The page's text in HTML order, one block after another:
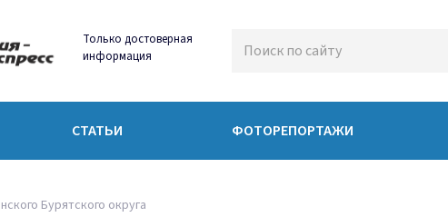
Только достоверная
информация
СТАТЬИ ФОТОРЕПОРТАЖИ
Бурятского округа